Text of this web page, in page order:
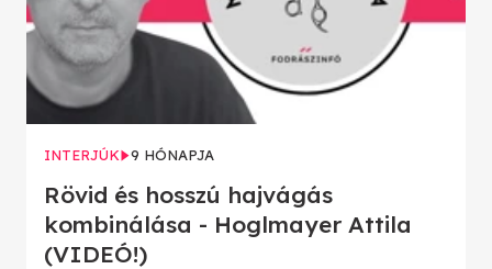
INTERJÚK 9 HÓNAPJA
Rövid és hosszú hajvágás
kombinálása - Hoglmayer Attila
(VIDEÓ!)